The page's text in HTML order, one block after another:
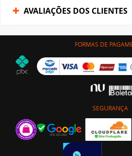
AVALIAÇÕES DOS CLIENTES
FORMAS DE
SEGURANÇA